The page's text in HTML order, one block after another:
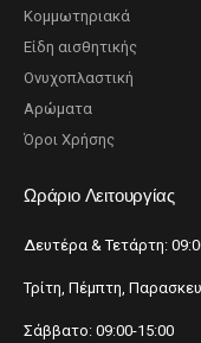
Κομμωτηριακά
Είδη αισθητικής
Ονυχοπλαστική
Αρώματα
Όροι Χρήσης
Ωράριο Λειτουργίας
Δευτέρα & Τετάρτη:
Τρίτη, Πέμπτη,
Σάββατο: 09:00-15:00